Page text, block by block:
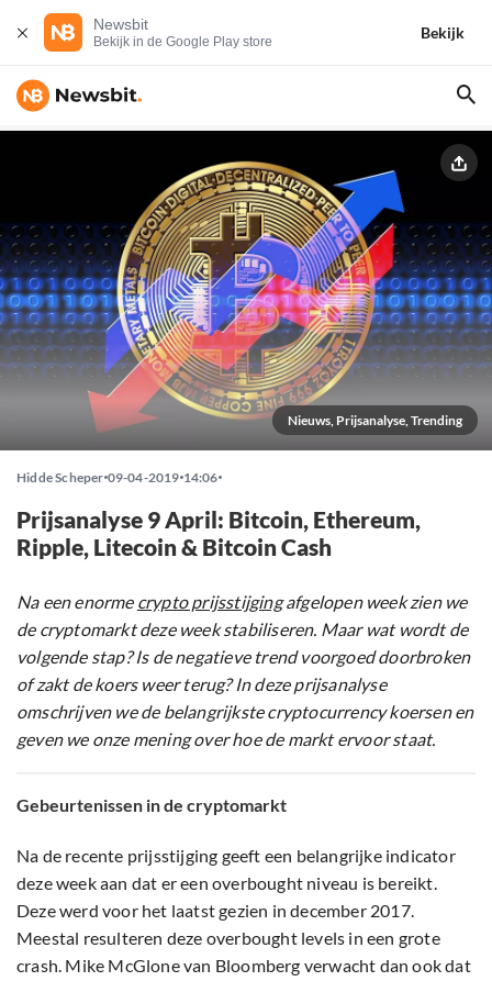
Newsbit
Bekijk in de Google Play store
Bekijk
Nieuws, Prijsanalyse, Trending
Hidde Scheper 09-04-2019 14:06
Prijsanalyse 9 April: Bitcoin, Ethereum,
Ripple, Litecoin & Bitcoin Cash
Na een enorme crypto prijsstijgingafgelopen week zien we
de cryptomarkt deze week stabiliseren. Maar wat wordt de
volgende stap? Is de negatieve trend voorgoed doorbroken
of zakt de koers weer terug? In deze prijsanalyse
omschrijven we de belangrijkste cryptocurrency koersen en
geven we onze mening over hoe de markt ervoor staat.
Gebeurtenissen in de cryptomarkt
Na de recente prijsstijging geeft een belangrijke indicator
deze week aan dat er een overbought niveau is bereikt.
Deze werd voor het laatst gezien in december 2017.
Meestal resulteren deze overbought levels in een grote
crash. Mike McGlone van Bloomberg verwacht dan ook dat